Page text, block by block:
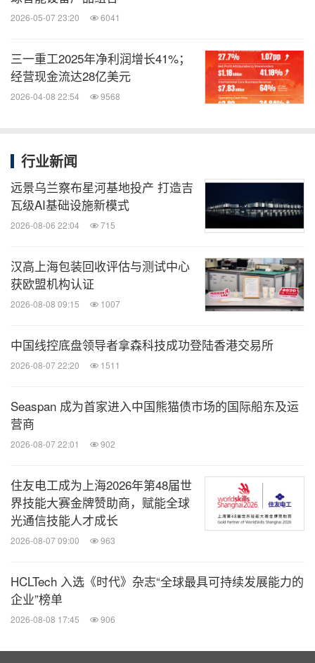
2026-05-07 23:20 6041
三一重工2025年净利润增长41%；
经营现金流达28亿美元
2026-04-08 22:54 9568
行业新闻
远景乌兰察布星河基地投产 打造吉
瓦级AI基础设施新模式
2026-08-06 22:04 715
汉高上海包装回收评估与测试中心
获欧盟机构认证
2026-08-08 09:15 1007
中国线控底盘领导者拿森科技成功登陆香港交易所
2026-08-07 22:20 1511
Seaspan 成为首家进入中国熊猫债市场的国际船东及运
营商
2026-08-07 22:01 902
住友电工成为上海2026年第48届世
界技能大赛金牌赞助商，赋能全球
光通信技能人才成长
2026-08-07 09:00 963
HCLTech 入选《时代》杂志“全球最具可持续发展能力的
企业”榜单
2026-08-08 17:45 906